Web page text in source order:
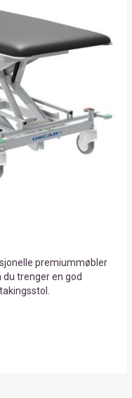
premiummøbler
trenger en god